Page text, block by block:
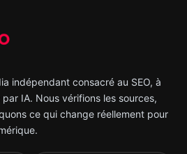
indépendant consacré au SEO, à
IA. Nous vérifions les sources,
ce qui change réellement pour